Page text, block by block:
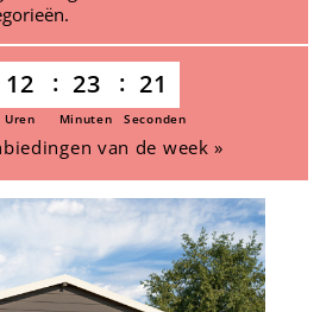
12 23 21
Uren Minuten Seconden
van de week »